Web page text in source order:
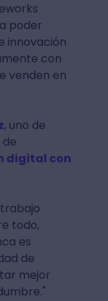
poder
innovación
con
venden en
, uno de
digital con
todo,
es
de
mejor